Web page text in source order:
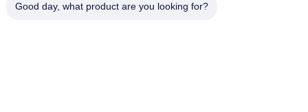
Good day, what product are you looking for?